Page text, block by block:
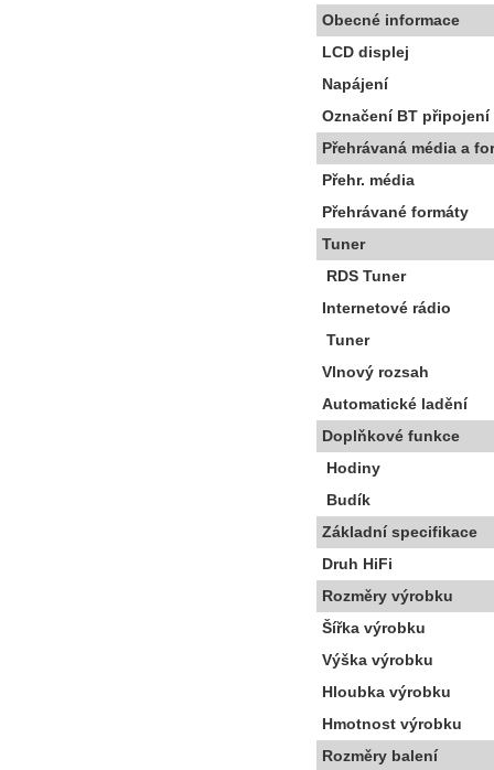
Obecné informace
LCD displej
Napájení
Označení BT připojení
Přehrávaná média a
Přehr. média
Přehrávané formáty
Tuner
RDS Tuner
Internetové rádio
Tuner
Vlnový rozsah
Automatické ladění
Doplňkové funkce
Hodiny
Budík
Základní specifikace
Druh HiFi
Rozměry výrobku
Šířka výrobku
Výška výrobku
Hloubka výrobku
Hmotnost výrobku
Rozměry balení